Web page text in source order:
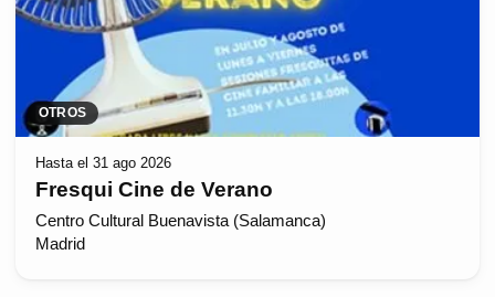
OTROS
Hasta el 31 ago 2026
Fresqui Cine de Verano
Centro Cultural Buenavista (Salamanca)
Madrid